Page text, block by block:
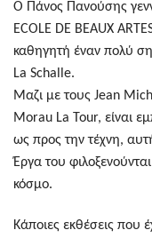
Ο Πάνος Πανούσης
ECOLE DE BEAUX
καθηγητή έναν πολύ
La Schalle.
Μαζι με τους Jean
Morau La Tour, είναι
ως προς την τέχνη,
Έργα του
κόσμο.
Κάποιες εκθέσεις που